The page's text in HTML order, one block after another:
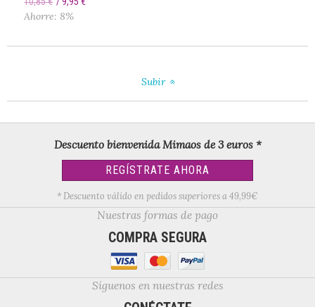
Ahorre: 8%
Subir
Descuento bienvenida Mimaos de 3 euros *
REGÍSTRATE AHORA
* Descuento válido en pedidos superiores a 49,99€
Nuestras formas de pago
COMPRA SEGURA
Síguenos en nuestras redes